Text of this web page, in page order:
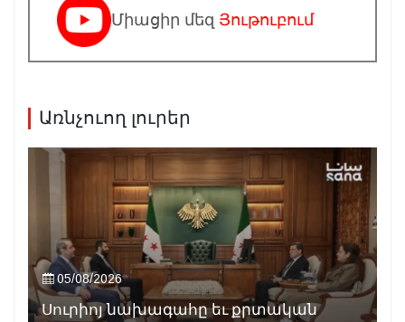
Միացիր մեզ Յութուբում
Առնչուող լուրեր
05/08/2026
Սուրիոյ նախագահը եւ քրտական